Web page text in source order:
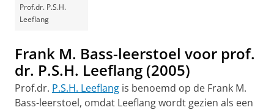
Prof.dr. P.S.H.
Leeflang
Frank M. Bass-leerstoel voor prof.
dr. P.S.H. Leeflang (2005)
Prof.dr. P.S.H. Leeflang is benoemd op de Frank M.
Bass-leerstoel, omdat Leeflang wordt gezien als een